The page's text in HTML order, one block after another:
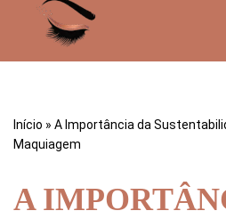
Início » A Importância da
Maquiagem
A